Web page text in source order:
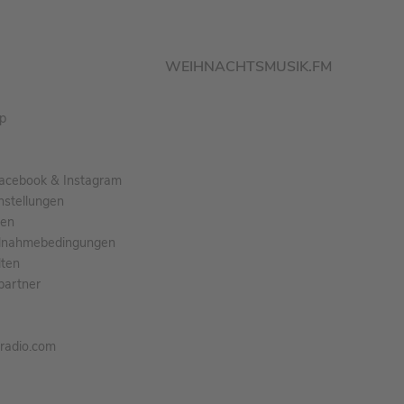
& Instagram
WEIHNACHTSMUSIK.FM